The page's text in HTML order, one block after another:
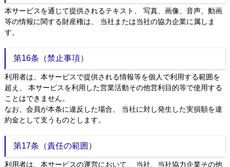
本サービスを通じて提供されるテキスト、 写真、画像、音声、動画
等の情報に関する財産権は、 当社または当社の協力企業に属しま
す。
第16条（禁止事項）
利用者は、本サービスで提供される情報等を個人で利用する範囲を
超え、 本サービスを利用した営業活動その他営利目的等で使用する
ことはできません。
なお、会員が本条に違反した場合、 当社に対し発生した実損額を違
約金として支うものとします。
第17条（責任の範囲）
利用者は、本サービスの運営において、 当社、当社協力企業その他